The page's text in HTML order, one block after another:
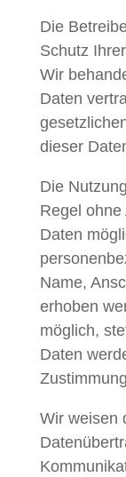
Die
Schutz
Wir
Daten
dieser
Die
Regel
Daten
Name,
erhoben
möglich,
Daten
Wir weisen